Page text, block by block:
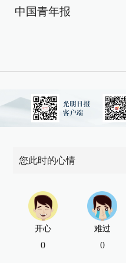
中国青年报
您此时的心情
开心
0
难过
0